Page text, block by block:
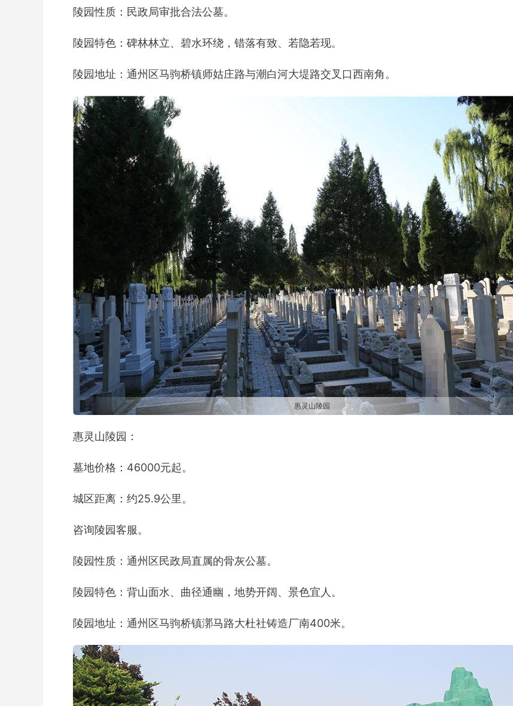
陵园性质：民政局审批合法公墓。
陵园特色：碑林林立、碧水环绕，错落有致、若隐若现。
陵园地址：通州区马驹桥镇师姑庄路与潮白河大堤路交叉口西南角。
惠灵山陵园
惠灵山陵园：
墓地价格：46000元起。
城区距离：约25.9公里。
咨询陵园客服。
陵园性质：通州区民政局直属的骨灰公墓。
陵园特色：背山面水、曲径通幽，地势开阔、景色宜人。
陵园地址：通州区马驹桥镇漷马路大杜社铸造厂南400米。